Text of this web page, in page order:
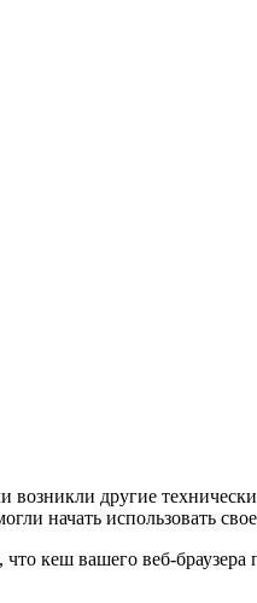
возникли другие
начать использовать
кеш вашего веб-